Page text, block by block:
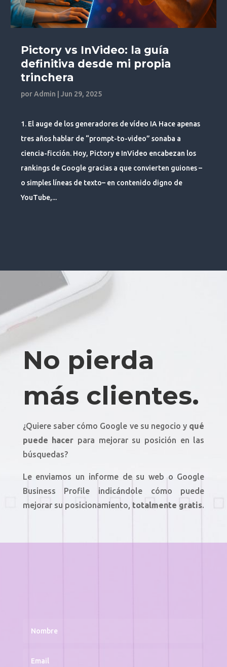
Pictory vs InVideo: la guía
definitiva desde mi propia
trinchera
porAdmin |Jun 29, 2025
1. El auge de los generadores de vídeo IA Hace apenas
tres años hablar de “prompt-to-video” sonaba a
ciencia-ficción. Hoy, Pictory e InVideo encabezan los
rankings de Google gracias a que convierten guiones –
o simples líneas de texto– en contenido digno de
YouTube,...
No pierda
más clientes.
¿Quiere saber cómo Google ve su negocio y qué
puede hacer para mejorar su posición en las
búsquedas?
Le enviamos un informe de su web o Google
Business Profile indicándole cómo puede
mejorar su posicionamiento, totalmente gratis.